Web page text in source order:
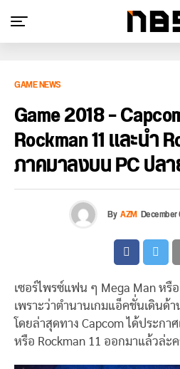
GAME NEWS
Game 2018 –
Rockman 11 และนำ
ภาคมาลงบน PC ปล
ByAZM December
เซอร์ไพรซ์แฟน ๆ Mega Man หรื
เพราะว่าตำนานเกมแอ็คชั่นเดินด้
โดยล่าสุดทาง Capcom ได้ประกา
หรือ Rockman 11 ออกมาแล้วล่ะ